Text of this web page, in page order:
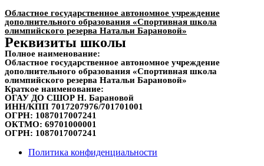
Областное государственное автономное учреждение
дополнительного образования «Спортивная школа
олимпийского резерва Натальи Барановой»
Реквизиты школы
Полное наименование:
Областное государственное автономное учреждение
дополнительного образования «Спортивная школа
олимпийского резерва Натальи Барановой»
Краткое наименование:
ОГАУ ДО СШОР Н. Барановой
ИНН/КПП 7017207976/701701001
ОГРН: 1087017007241
ОКТМО: 69701000001
ОГРН: 1087017007241
Политика конфиденциальности